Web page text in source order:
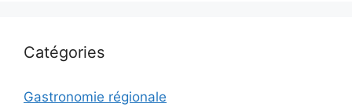
Catégories
Gastronomie régionale